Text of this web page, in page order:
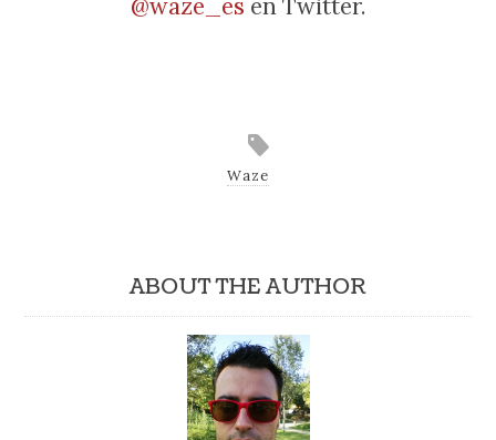
@waze_es en Twitter.
Waze
ABOUT THE AUTHOR